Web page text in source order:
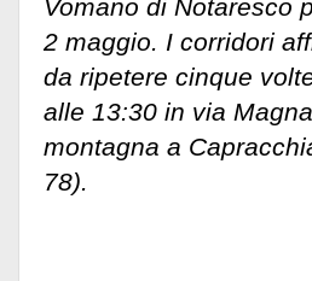
Vomano di Notaresco
2 maggio. I corridori
da ripetere cinque
alle 13:30 in via
montagna a
78).